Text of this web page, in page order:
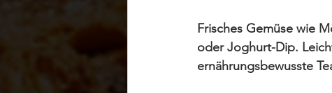
Frisches Gemüse wie
oder Joghurt-Dip.
ernährungsbewusste